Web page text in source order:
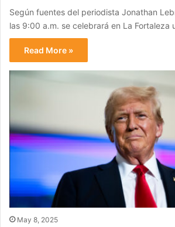
Según fuentes del periodista Jonathan
las 9:00 a.m. se celebrará en La Fortaleza
Read More »
May 8, 2025